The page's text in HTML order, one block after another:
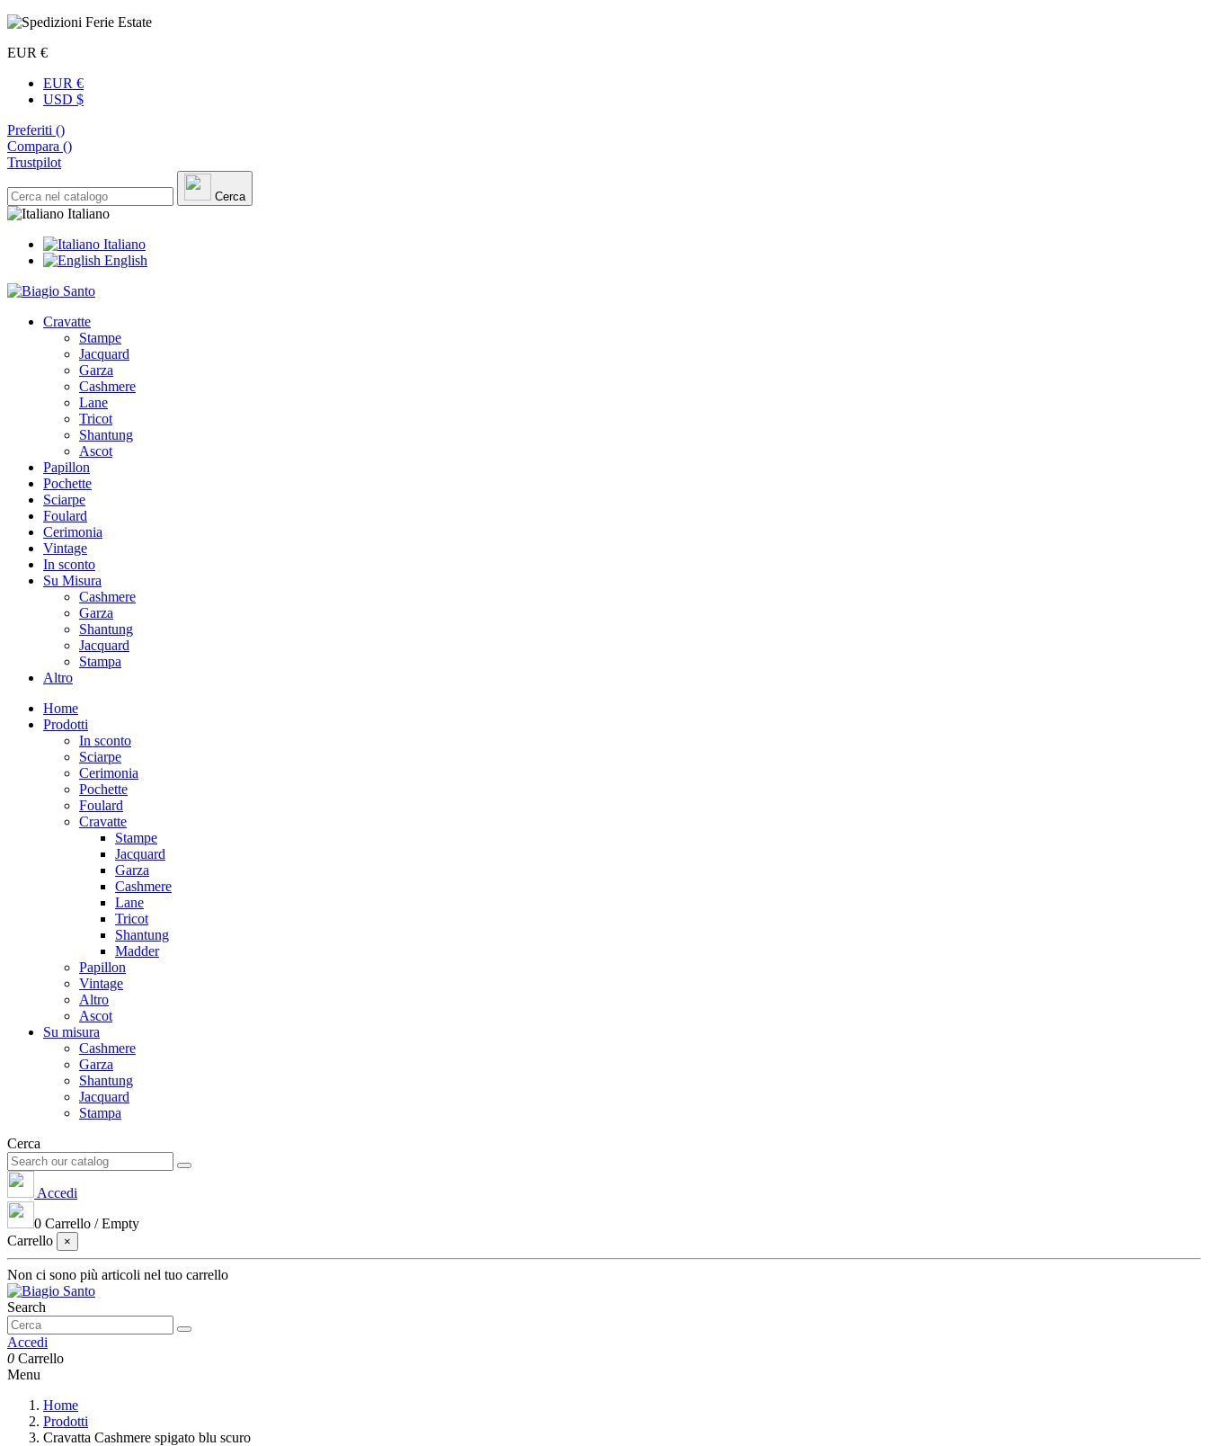
EUR €
EUR €
USD $
Preferiti ()
Compara ()
Trustpilot
Cerca
Italiano
Italiano
English
Cravatte
Stampe
Jacquard
Garza
Cashmere
Lane
Tricot
Shantung
Ascot
Papillon
Pochette
Sciarpe
Foulard
Cerimonia
Vintage
In sconto
Su Misura
Cashmere
Garza
Shantung
Jacquard
Stampa
Altro
Home
Prodotti
In sconto
Sciarpe
Cerimonia
Pochette
Foulard
Cravatte
Stampe
Jacquard
Garza
Cashmere
Lane
Tricot
Shantung
Madder
Papillon
Vintage
Altro
Ascot
Su misura
Cashmere
Garza
Shantung
Jacquard
Stampa
Cerca
Accedi
0 Carrello /Empty
Carrello
×
Non ci sono più articoli nel tuo carrello
Search
Accedi
0 Carrello
Menu
Home
Prodotti
Cravatta Cashmere spigato blu scuro